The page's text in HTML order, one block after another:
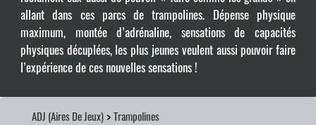
allant dans ces parcs de trampolines. Dépense physique
maximum, montée d’adrénaline, sensations de capacités
physiques décuplées, les plus jeunes veulent aussi pouvoir faire
l’expérience de ces nouvelles sensations !
ADJ (Aires De Jeux) >Trampolines